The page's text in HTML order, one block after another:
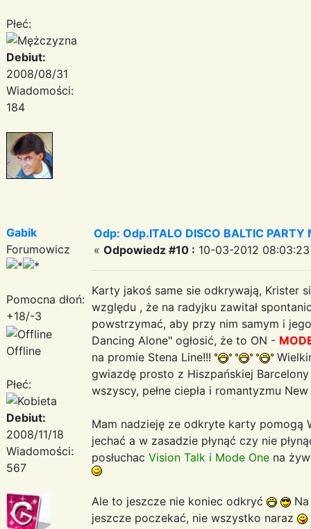
Płeć:
Debiut:
2008/08/31
Wiadomości:
184
Gabik
Forumowicz
Pomocna dłoń:
+18/-3
Offline
Płeć:
Debiut:
2008/11/18
Wiadomości:
567
Odp: Odp.ITALO DISCO BALTIC PARTY
« Odpowiedz #10 : 10-03-2012
Karty jakoś same sie odkrywają, Krister
względu , że na radyjku zawitał
powstrzymać, aby przy nim samym i
Dancing Alone" ogłosić, że to ON -
na promie Stena Line!!!
gwiazdę prosto z Hiszpańskiej
wszyscy, pełne ciepła i romantyzmu
Mam nadzieję ze odkryte karty pomogą
jechać a w zasadzie płynąć czy nie
posłuchac Vision Talk i Mode One na
Ale to jeszcze nie koniec odkryć
jeszcze poczekać, nie wszystko naraz